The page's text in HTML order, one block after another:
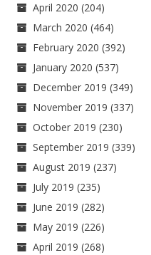
April 2020 (204)
March 2020 (464)
February 2020 (392)
January 2020 (537)
December 2019 (349)
November 2019 (337)
October 2019 (230)
September 2019 (339)
August 2019 (237)
July 2019 (235)
June 2019 (282)
May 2019 (226)
April 2019 (268)